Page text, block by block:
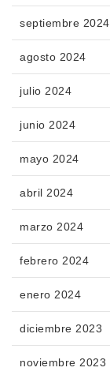
septiembre 2024
agosto 2024
julio 2024
junio 2024
mayo 2024
abril 2024
marzo 2024
febrero 2024
enero 2024
diciembre 2023
noviembre 2023